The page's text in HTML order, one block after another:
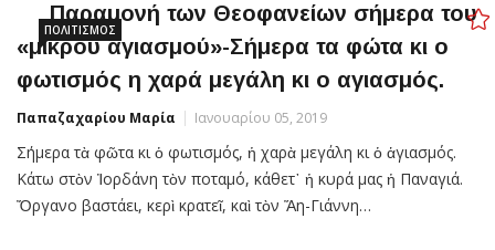
ΠΟΛΙΤΙΣΜΌΣ
Παραμονή των Θεοφανείων σήμερα του
«μικρού αγιασμού»-Σήμερα τα φώτα κι ο
φωτισμός η χαρά μεγάλη κι ο αγιασμός.
Παπαζαχαρίου Μαρία Ιανουαρίου 05, 2019
Σήμερα τὰ φῶτα κι ὁ φωτισμός, ἡ χαρὰ μεγάλη κι ὁ ἁγιασμός.
Κάτω στὸν Ἰορδάνη τὸν ποταμό, κάθετ᾿ ἡ κυρά μας ἡ Παναγιά.
Ὄργανo βαστάει, κερὶ κρατεῖ, καὶ τὸν Ἅη-Γιάννη…